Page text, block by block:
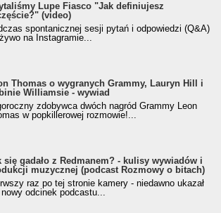
Lupe Fiasco "Jak definiujesz
(video)
spontanicznej sesji pytań i odpowiedzi (Q&A)
na Instagramie...
Thomas o wygranych Grammy, Lauryn Hill i
Williamsie - wywiad
zdobywca dwóch nagród Grammy Leon
w popkillerowej rozmowie!...
się gadało z Redmanem? - kulisy wywiadów i
muzycznej (podcast Rozmowy o bitach)
raz po tej stronie kamery - niedawno ukazał
odcinek podcastu...